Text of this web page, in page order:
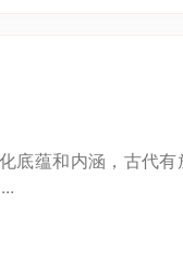
底蕴和内涵，古代